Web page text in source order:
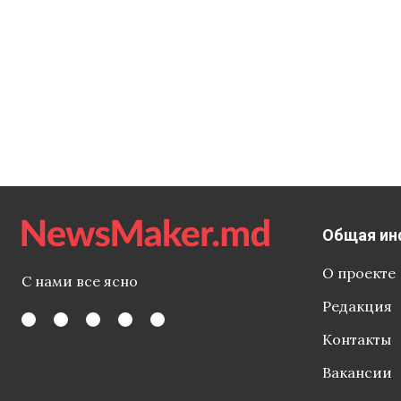
С нами все ясно
Общая
О проекте
Редакция
Контакты
Вакансии